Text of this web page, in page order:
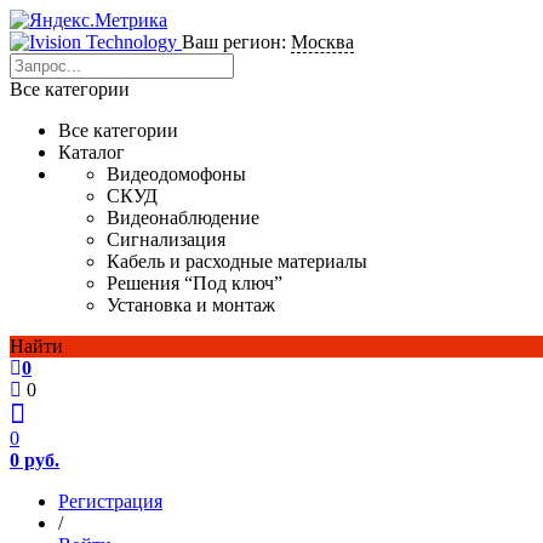
Ваш регион: Москва
Все категории
Все категории
Каталог
Видеодомофоны
СКУД
Видеонаблюдение
Сигнализация
Кабель и расходные материалы
Решения “Под ключ”
Установка и монтаж
Найти
0
0
0
0 руб.
Регистрация
/